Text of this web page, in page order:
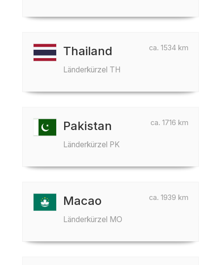
ca. 1534 km
Thailand
Länderkürzel TH
ca. 1716 km
Pakistan
Länderkürzel PK
ca. 1939 km
Macao
Länderkürzel MO